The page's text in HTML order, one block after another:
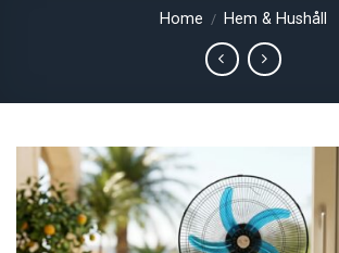
Home / Hem & Hushåll